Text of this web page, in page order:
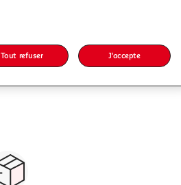
Tout refuser J'accepte